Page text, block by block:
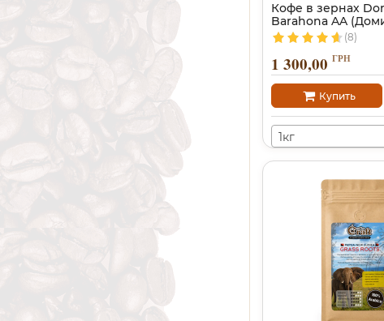
Кофе в зернах
Barahona AA
(8)
1 300,00 ГРН
Купить
1кг